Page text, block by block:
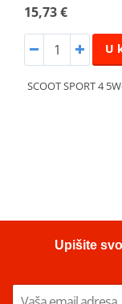
15,73 €
U
SCOOT SPORT 4
Upišite